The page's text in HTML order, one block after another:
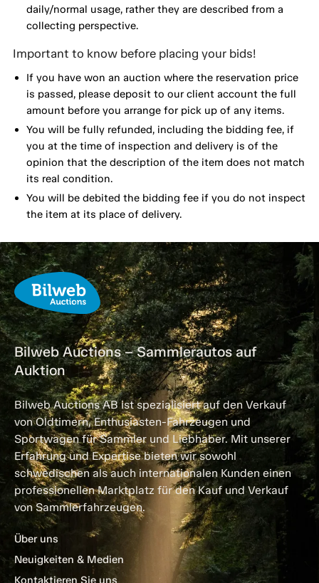
daily/normal usage, rather they are described from a
collecting perspective.
Important to know before placing your bids!
If you have won an auction where the reservation price
is passed, please deposit to our client account the full
amount before you arrange for pick up of any items.
You will be fully refunded, including the bidding fee, if
you at the time of inspection and delivery is of the
opinion that the description of the item does not match
its real condition.
You will be debited the bidding fee if you do not inspect
the item at its place of delivery.
Bilweb Auctions – Sammlerautos auf
Auktion
Bilweb Auctions AB ist spezialisiert auf den Verkauf
von Oldtimern, Enthusiasten-Fahrzeugen und
Sportwagen für Sammler und Liebhaber. Mit unserer
Erfahrung und Expertise bieten wir sowohl
schwedischen als auch internationalen Kunden einen
professionellen Marktplatz für den Kauf und Verkauf
von Sammlerfahrzeugen.
Über uns
Neuigkeiten & Medien
Kontaktieren Sie uns